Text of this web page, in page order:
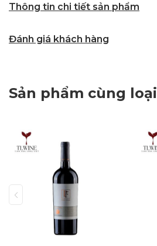
Thông tin chi tiết sản phẩm
Đánh giá khách hàng
Sản phẩm cùng loại